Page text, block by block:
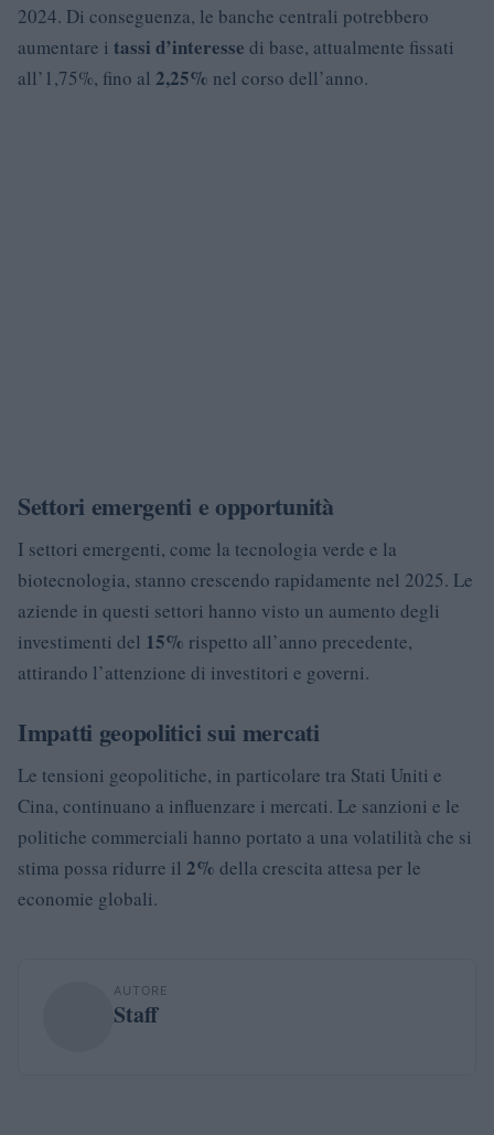
2024. Di conseguenza, le banche centrali potrebbero
aumentare i tassi d’interesse di base, attualmente fissati
all’1,75%, fino al 2,25% nel corso dell’anno.
Settori emergenti e opportunità
I settori emergenti, come la tecnologia verde e la
biotecnologia, stanno crescendo rapidamente nel 2025. Le
aziende in questi settori hanno visto un aumento degli
investimenti del 15% rispetto all’anno precedente,
attirando l’attenzione di investitori e governi.
Impatti geopolitici sui mercati
Le tensioni geopolitiche, in particolare tra Stati Uniti e
Cina, continuano a influenzare i mercati. Le sanzioni e le
politiche commerciali hanno portato a una volatilità che si
stima possa ridurre il 2% della crescita attesa per le
economie globali.
AUTORE
Staff